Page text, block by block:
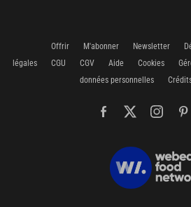
Offrir M'abonner Newsletter
légales
CGU CGV Aide Cookies
données personnelles